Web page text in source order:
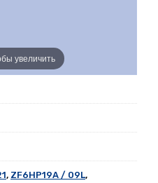
увеличить
, ZF6HP19A / 09L,